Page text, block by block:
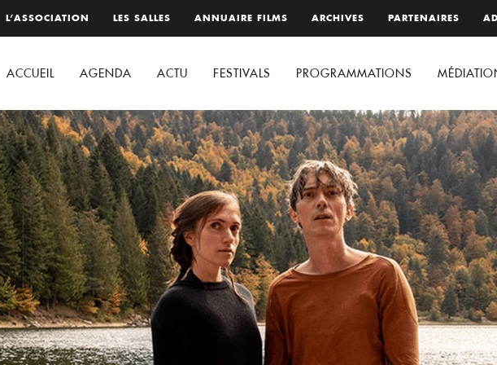
L’ASSOCIATION LES SALLES ANNUAIRE FILMS ARCHIVES PARTENAIRES
ACCUEIL AGENDA ACTU FESTIVALS PROGRAMMATIONS